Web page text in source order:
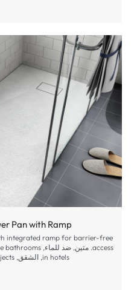
Pan with Ramp
integrated ramp for barrier-free
access . متين, ضد للماء, bathrooms
in hotels , الشقق,